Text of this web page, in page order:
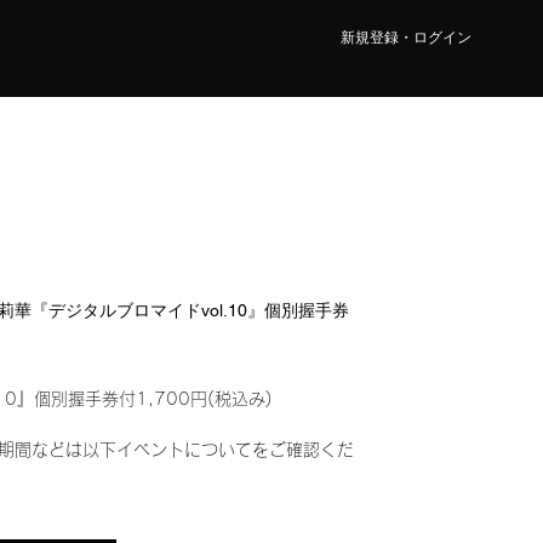
新規登録・ログイン
華『デジタルブロマイドvol.10』個別握手券
』個別握手券付1,700円(税込み)
間などは以下イベントについてをご確認くだ